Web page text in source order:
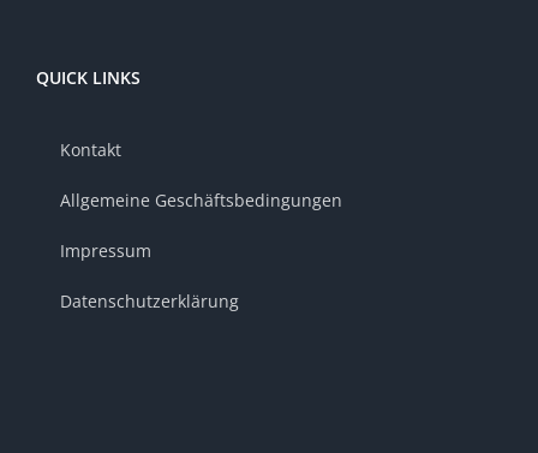
QUICK LINKS
Kontakt
Allgemeine Geschäftsbedingungen
Impressum
Datenschutzerklärung